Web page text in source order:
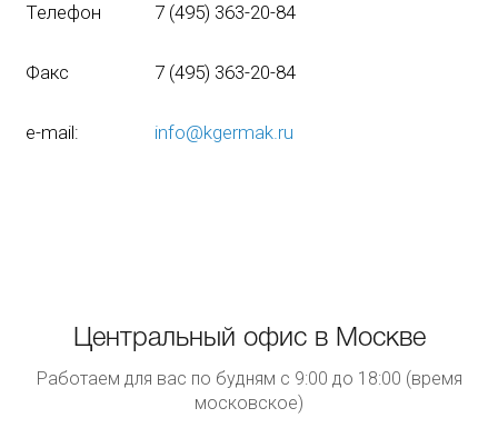
Телефон 7 (495) 363-20-84
Факс 7 (495) 363-20-84
e-mail: info@kgermak.ru
Центральный офис в Москве
Работаем для вас по будням с 9:00 до 18:00 (время
московское)